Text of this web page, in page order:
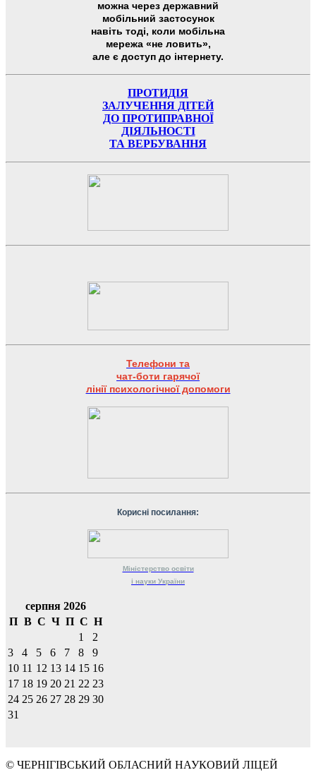
можна через державний
мобільний застосунок
навіть тоді, коли мобільна
мережа «не ловить»,
але є доступ до інтернету.
ПРОТИДІЯ
ЗАЛУЧЕННЯ ДІТЕЙ
ДО ПРОТИПРАВНОЇ
ДІЯЛЬНОСТІ
ТА ВЕРБУВАННЯ
Телефони та
чат-боти гарячої
лінії психологічної допомоги
Корисні посилання:
Міністерство освіти
і науки України
серпня 2026
П В С Ч П С Н
1
2
3
4 5 6 7 8
9
10 11 12 13 14 15 16
17 18 19 20 21 22 23
24 25 26 27 28 29 30
31
© ЧЕРНІГІВСЬКИЙ ОБЛАСНИЙ НАУКОВИЙ ЛІЦЕЙ